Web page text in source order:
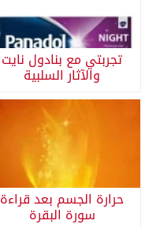
تجربتي مع بنادول نايت
والآثار السلبية
حرارة الجسم بعد قراءة
سورة البقرة